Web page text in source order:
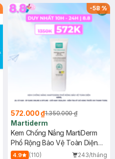
-58%
572.000 ₫1.350.000 ₫
Martiderm
Kem Chống Nắng MartiDerm
Phổ Rộng Bảo Vệ Toàn Diện
40ml
4.9 (110)
243/tháng